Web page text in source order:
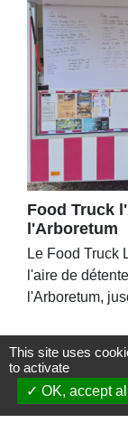
Food Truck
l'Arboretum
Le Food Truck
l'aire de
l'Arboretum,
This site uses
to activate
OK, accept all